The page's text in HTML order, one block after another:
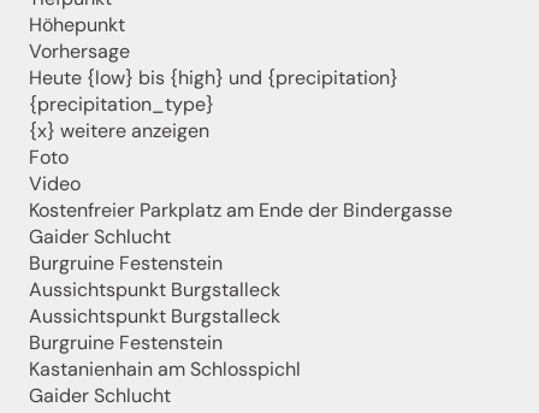
Höhepunkt
Vorhersage
Heute {low} bis {high} und {precipitation}
{precipitation_type}
{x} weitere anzeigen
Foto
Video
Kostenfreier Parkplatz am Ende der Bindergasse
Gaider Schlucht
Burgruine Festenstein
Aussichtspunkt Burgstalleck
Aussichtspunkt Burgstalleck
Burgruine Festenstein
Kastanienhain am Schlosspichl
Gaider Schlucht